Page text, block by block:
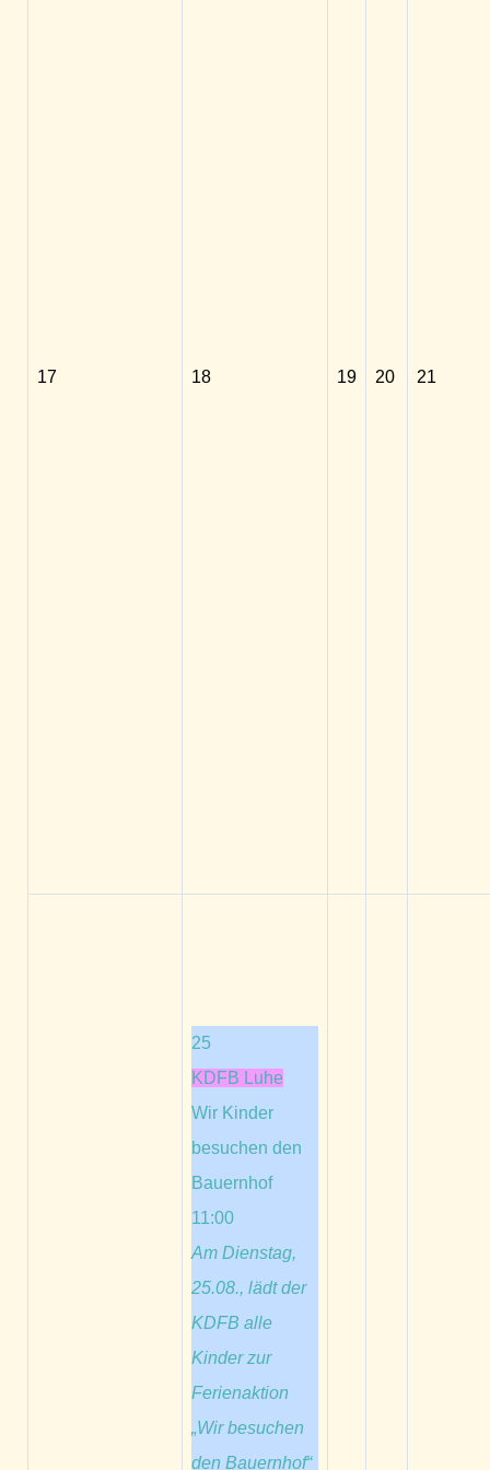
17 18 19 20 21
25
KDFB Luhe
Wir Kinder
besuchen den
Bauernhof
11:00
Am Dienstag,
25.08., lädt der
KDFB alle
Kinder zur
Ferienaktion
„Wir besuchen
den Bauernhof“